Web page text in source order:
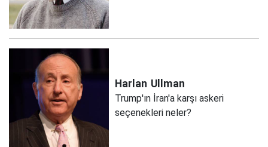
Harlan Ullman
Trump'ın İran'a karşı askeri
seçenekleri neler?